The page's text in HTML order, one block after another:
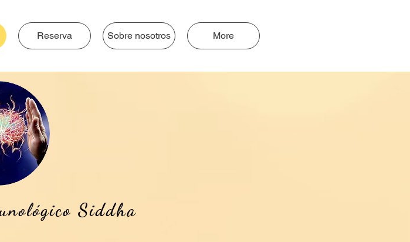
Reserva Sobre nosotros More
Siddha